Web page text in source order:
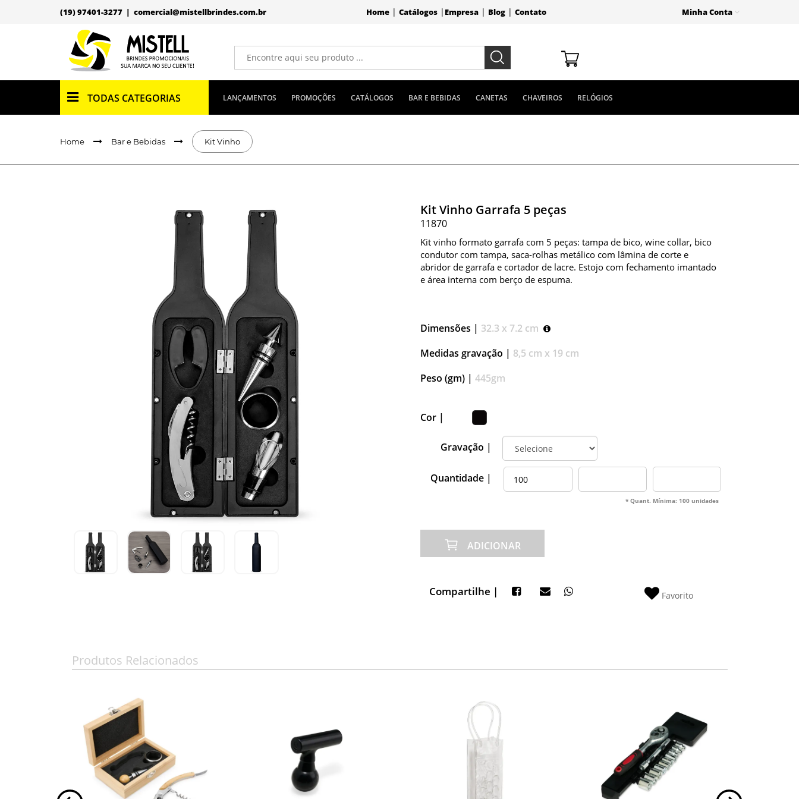
(19) 97401-3277 | comercial@mistellbrindes.com.br Home| Catálogos| Empresa| Blog| Contato Minha Conta
TODAS CATEGORIAS LANÇAMENTOS PROMOÇÕES CATÁLOGOS BAR E BEBIDAS CANETAS CHAVEIROS RELÓGIOS
Home Bar e Bebidas Kit Vinho
Kit Vinho Garrafa 5 peças
11870
Kit vinho formato garrafa com 5 peças: tampa de bico, wine collar, bico
condutor com tampa, saca-rolhas metálico com lâmina de corte e
abridor de garrafa e cortador de lacre. Estojo com fechamento imantado
e área interna com berço de espuma.
Dimensões | 32.3 x 7.2 cm
Medidas gravação | 8,5 cm x 19 cm
Peso (gm) | 445gm
Cor |
Gravação |
Quantidade |
* Quant. Mínima: 100 unidades
ADICIONAR
Compartilhe | Favorito
Produtos Relacionados